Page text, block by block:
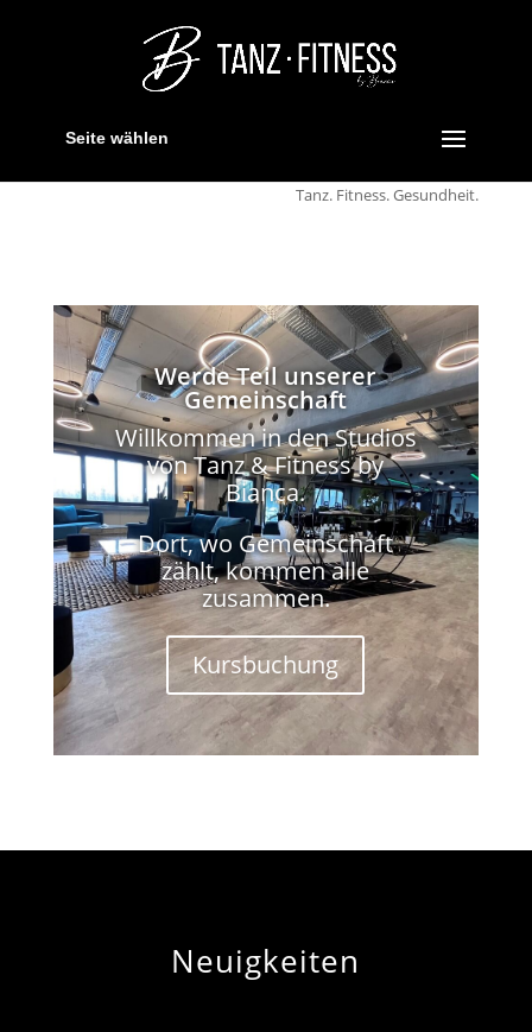
Seite wählen
Tanz. Fitness. Gesundheit.
Werde Teil unserer
Gemeinschaft
Willkommen in den Studios
von Tanz & Fitness by
Bianca.
Dort, wo Gemeinschaft
zählt, kommen alle
zusammen.
Kursbuchung
Neuigkeiten